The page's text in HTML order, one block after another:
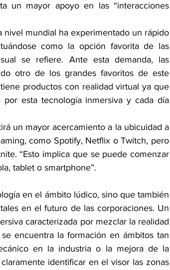
un mayor apoyo en las “interacciones
mundial ha experimentado un rápido
como la opción favorita de las
se refiere. Ante esta demanda, las
otro de los grandes favoritos de este
productos con realidad virtual ya que
esta tecnología inmersiva y cada día
un mayor acercamiento a la ubicuidad a
como Spotify, Netflix o Twitch, pero
“Esto implica que se puede comenzar
tablet o smartphone”.
en el ámbito lúdico, sino que también
en el futuro de las corporaciones. Un
caracterizada por mezclar la realidad
encuentra la formación en ámbitos tan
en la industria o la mejora de la
identificar en el visor las zonas